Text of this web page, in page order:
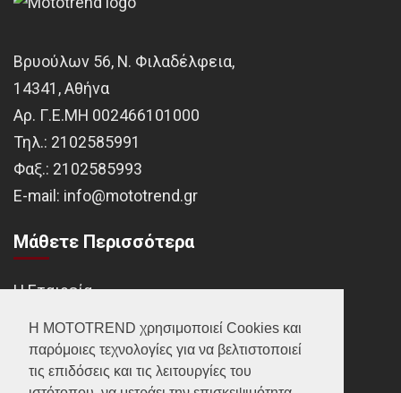
Η MOTOTREND χρησιμοποιεί Cookies και
παρόμοιες τεχνολογίες για να βελτιστοποιεί
τις επιδόσεις και τις λειτουργίες του
Βρυούλων 56, Ν. Φιλαδέλφεια,
14341, Αθήνα
Αρ. Γ.Ε.ΜΗ 002466101000
Τηλ.: 2102585991
Φαξ.: 2102585993
Ε-mail: info@mototrend.gr
Μάθετε Περισσότερα
Η Εταιρεία
Brands
Νέα
Οικονομικά στοιχεία